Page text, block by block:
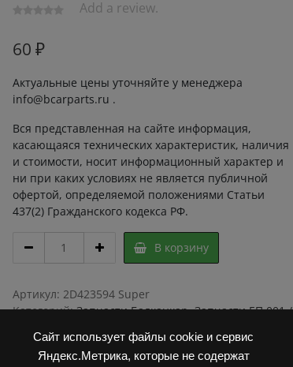
Сайт использует файлы cookie и сервис
Яндекс.Метрика, которые не содержат
Add a review.
60 ₽
Актуальные цены уточняйте у менеджера
info@bcarparts.ru .
Вся представленная на сайте информация,
касающаяся технических характеристик, наличия
и стоимости, носит информационный характер и
ни при каких условиях не является публичной
офертой, определяемой положениями Статьи
437(2) Гражданского кодекса РФ.
КОНТАКТНА
КПД-6
42359
quantity
В корзину
Артикул: 2D423594 Super
Категорий:Запчасти Балканкар,Запчасти ЕП 001 /
Погрузчик ЕВ 717,Погрузчик ЕВ 735